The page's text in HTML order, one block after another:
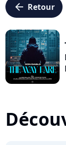
arrow_left Retour